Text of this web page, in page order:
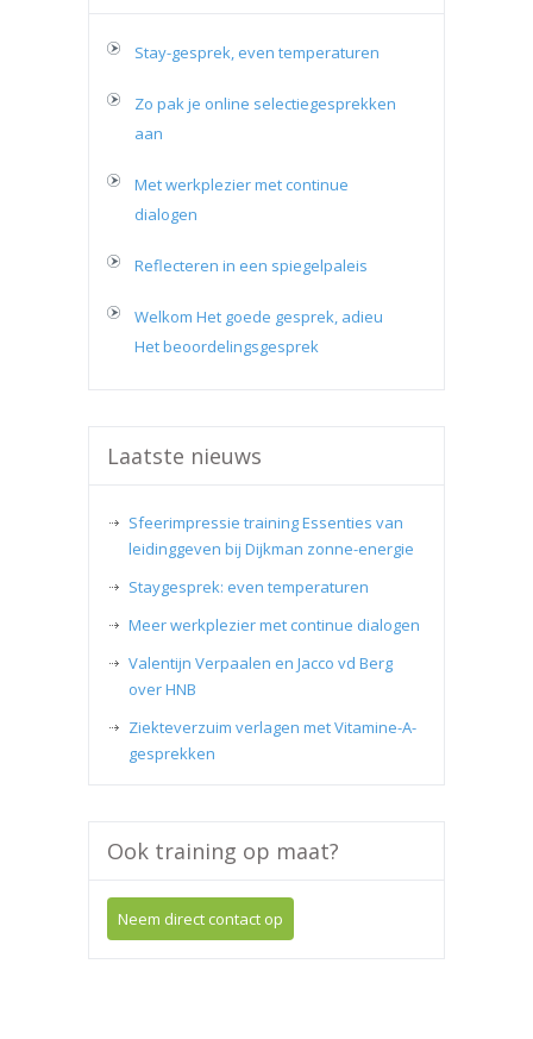
Stay-gesprek, even temperaturen
Zo pak je online selectiegesprekken
aan
Met werkplezier met continue
dialogen
Reflecteren in een spiegelpaleis
Welkom Het goede gesprek, adieu
Het beoordelingsgesprek
Laatste nieuws
Sfeerimpressie training Essenties van
leidinggeven bij Dijkman zonne-energie
Staygesprek: even temperaturen
Meer werkplezier met continue dialogen
Valentijn Verpaalen en Jacco vd Berg
over HNB
Ziekteverzuim verlagen met Vitamine-A-
gesprekken
Ook training op maat?
Neem direct contact op